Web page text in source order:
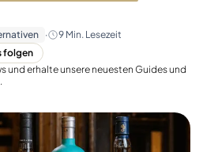
· 9 Min. Lesezeit
folgen
und erhalte unsere neuesten Guides und